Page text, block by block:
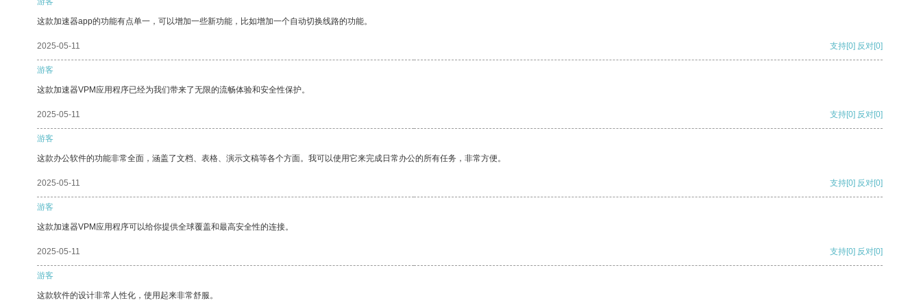
这款加速器app的功能有点单一，可以增加一些新功能，比如增加一个自动切换线路的功能。
2025-05-11 支持[0] 反对[0]
游客
这款加速器VPM应用程序已经为我们带来了无限的流畅体验和安全性保护。
2025-05-11 支持[0] 反对[0]
游客
这款办公软件的功能非常全面，涵盖了文档、表格、演示文稿等各个方面。我可以使用它来完成日常办公的所有任务，非常方便。
2025-05-11 支持[0] 反对[0]
游客
这款加速器VPM应用程序可以给你提供全球覆盖和最高安全性的连接。
2025-05-11 支持[0] 反对[0]
游客
这款软件的设计非常人性化，使用起来非常舒服。